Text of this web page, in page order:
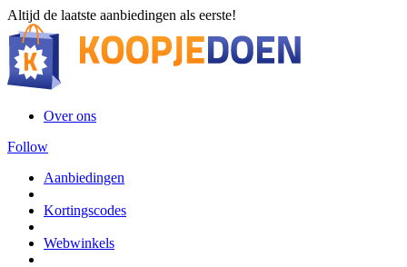
Altijd de laatste aanbiedingen als eerste!
Over ons
Follow
Aanbiedingen
Kortingscodes
Webwinkels